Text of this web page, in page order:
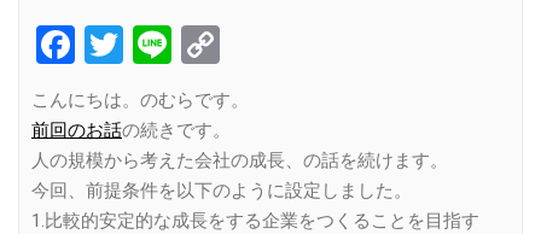
Facebook
Twitter
Line
Link
こんにちは。のむらです。
前回のお話の続きです。
人の規模から考えた会社の成長、の話を続けます。
今回、前提条件を以下のように設定しました。
1.比較的安定的な成長をする企業をつくることを目指す